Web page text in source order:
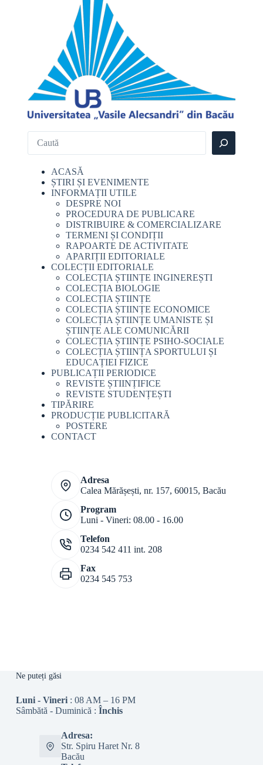
ACASĂ
ȘTIRI ȘI EVENIMENTE
INFORMAȚII UTILE
DESPRE NOI
PROCEDURA DE PUBLICARE
DISTRIBUIRE & COMERCIALIZARE
TERMENI ȘI CONDIȚII
RAPOARTE DE ACTIVITATE
APARIȚII EDITORIALE
COLECȚII EDITORIALE
COLECȚIA ȘTIINȚE INGINEREȘTI
COLECȚIA BIOLOGIE
COLECȚIA ȘTIINȚE
COLECȚIA ȘTIINȚE ECONOMICE
COLECȚIA ȘTIINȚE UMANISTE ȘI
ȘTIINȚE ALE COMUNICĂRII
COLECȚIA ȘTIINȚE PSIHO-SOCIALE
COLECȚIA ȘTIINȚA SPORTULUI ȘI
EDUCAȚIEI FIZICE
PUBLICAȚII PERIODICE
REVISTE ȘTIINȚIFICE
REVISTE STUDENȚEȘTI
TIPĂRIRE
PRODUCȚIE PUBLICITARĂ
POSTERE
CONTACT
Adresa
Calea Mărășești, nr. 157, 60015, Bacău
Program
Luni - Vineri: 08.00 - 16.00
Telefon
0234 542 411 int. 208
Fax
0234 545 753
Ne puteți găsi
Luni - Vineri: 08 AM – 16 PM
Sâmbătă - Duminică : Închis
Adresa:
Str. Spiru Haret Nr. 8
Bacău